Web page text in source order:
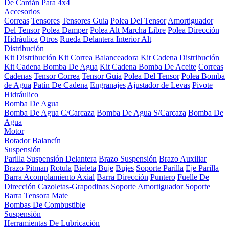
De Cardán Para 4x4
Accesorios
Correas Tensores Tensores Guia Polea Del Tensor Amortiguador
Del Tensor Polea Damper Polea Alt Marcha Libre Polea Dirección
Hidráulica Otros Rueda Delantera Interior Alt
Distribución
Kit Distribución Kit Correa Balanceadora Kit Cadena Distribución
Kit Cadena Bomba De Agua Kit Cadena Bomba De Aceite Correas
Cadenas Tensor Correa Tensor Guia Polea Del Tensor Polea Bomba
de Agua Patín De Cadena Engranajes Ajustador de Levas Pivote
Hidráulico
Bomba De Agua
Bomba De Agua C/Carcaza Bomba De Agua S/Carcaza Bomba De
Agua
Motor
Botador Balancín
Suspensión
Parilla Suspensión Delantera Brazo Suspensión Brazo Auxiliar
Brazo Pitman Rotula Bieleta Buje Bujes Soporte Parilla Eje Parilla
Barra Acomplamiento Axial Barra Dirección Puntero Fuelle De
Dirección Cazoletas-Grapodinas Soporte Amortiguador Soporte
Barra Tensora Mate
Bombas De Combustible
Suspensión
Herramientas De Lubricación